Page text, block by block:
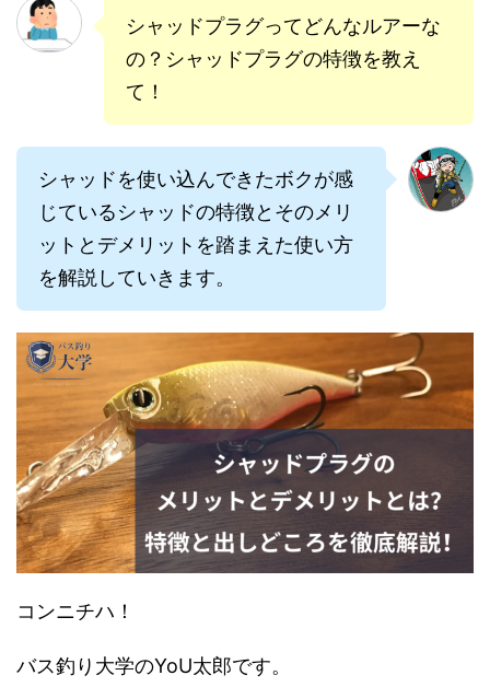
シャッドプラグってどんなルアーな
の？シャッドプラグの特徴を教え
て！
シャッドを使い込んできたボクが感
じているシャッドの特徴とそのメリ
ットとデメリットを踏まえた使い方
を解説していきます。
コンニチハ！
バス釣り大学のYoU太郎です。